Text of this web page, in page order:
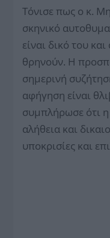
Τόνισε πως ο κ.
σκηνικό
είναι δικό του
θρηνούν. Η
σημερινή
αφήγηση είναι
συμπλήρωσε ότι η
αλήθεια και
υποκρισίες και